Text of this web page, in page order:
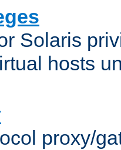
Solaris
hosts
proxy/